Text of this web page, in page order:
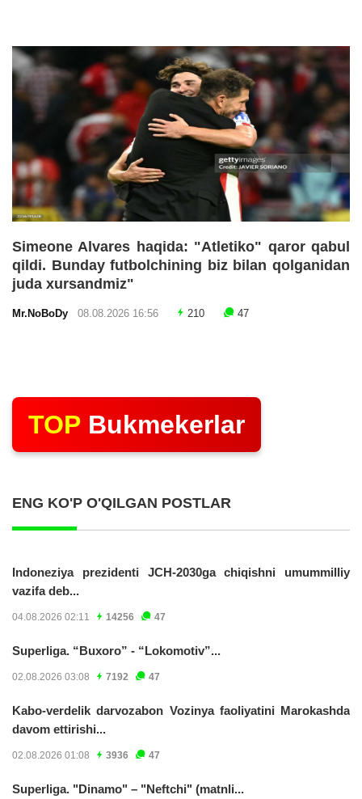
Simeone Alvares haqida: "Atletiko" qaror qabul
qildi. Bunday futbolchining biz bilan qolganidan
juda xursandmiz"
Mr.NoBoDy 08.08.2026 16:56 210 47
TOP Bukmekerlar
ENG KO'P O'QILGAN POSTLAR
Indoneziya prezidenti JCH-2030ga chiqishni umummilliy
vazifa deb...
04.08.2026 02:11 14256 47
Superliga. “Buxoro” - “Lokomotiv”...
02.08.2026 03:08 7192 47
Kabo-verdelik darvozabon Vozinya faoliyatini Marokashda
davom ettirishi...
02.08.2026 01:08 3936 47
Superliga. "Dinamo" – "Neftchi" (matnli...